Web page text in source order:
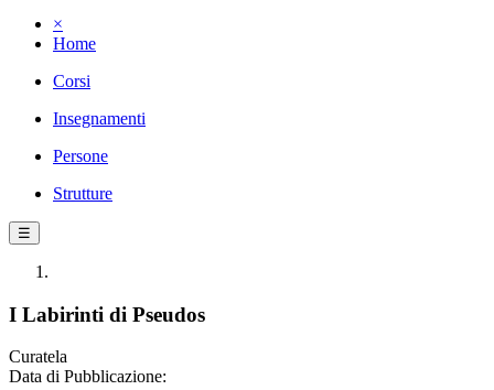
×
Home
Corsi
Insegnamenti
Persone
Strutture
☰
I Labirinti di Pseudos
Curatela
Data di Pubblicazione: